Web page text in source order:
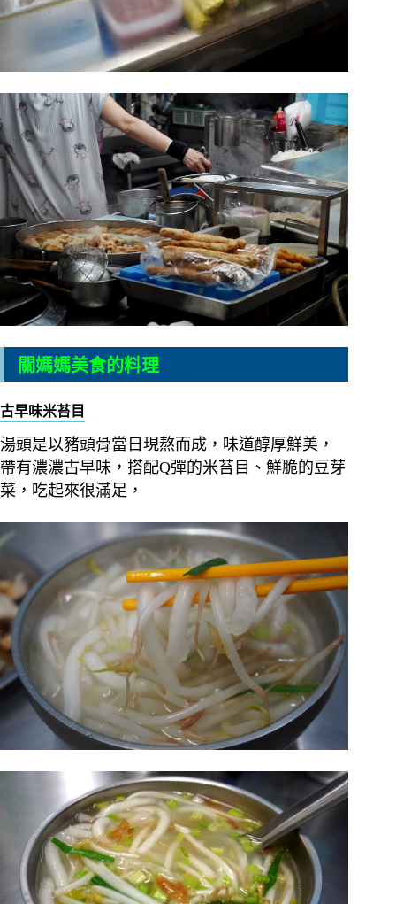
關媽媽美食的料理
古早味米苔目
湯頭是以豬頭骨當日現熬而成，味道醇厚鮮美，
帶有濃濃古早味，搭配Q彈的米苔目、鮮脆的豆芽
菜，吃起來很滿足，